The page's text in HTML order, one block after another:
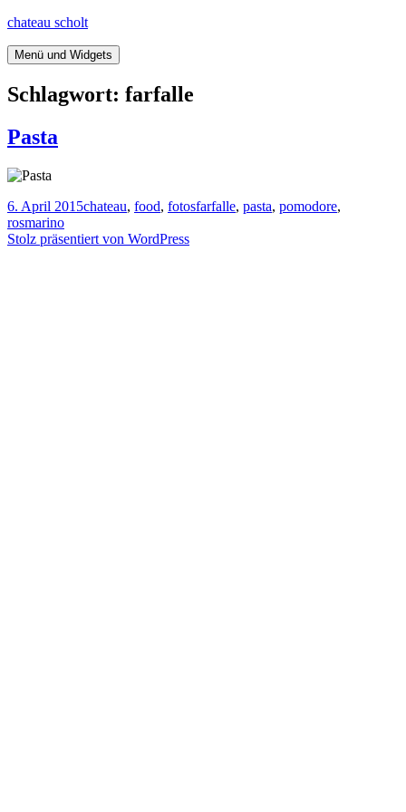
Springe
Inhalt
chateau scholt
Menü und Widgets
Schlagwort: farfalle
Pasta
Veröffentlicht
am
6. April 2015Kategorien
chateau, food, fotosTags
farfalle, pasta, pomodore,
rosmarino
Stolz präsentiert von WordPress